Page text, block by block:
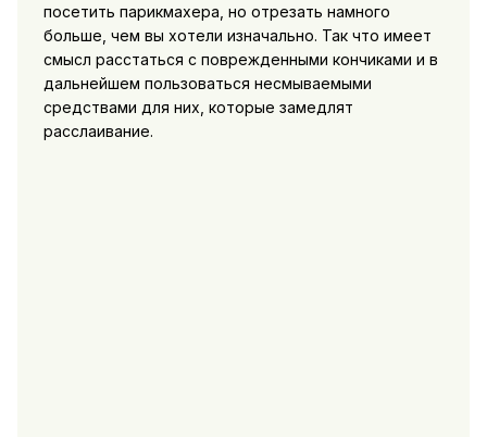
посетить парикмахера, но отрезать намного
больше, чем вы хотели изначально. Так что имеет
смысл расстаться с поврежденными кончиками и в
дальнейшем пользоваться несмываемыми
средствами для них, которые замедлят
расслаивание.